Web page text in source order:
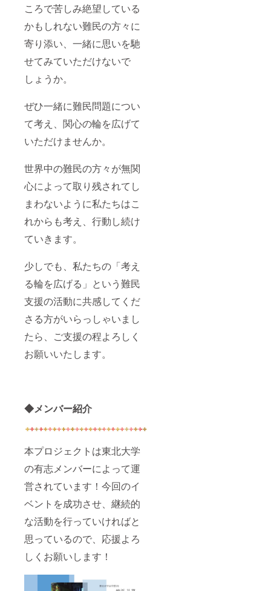
ころで苦しみ絶望している
かもしれない難民の方々に
寄り添い、一緒に思いを馳
せてみていただけないで
しょうか。
ぜひ一緒に難民問題につい
て考え、関心の輪を広げて
いただけませんか。
世界中の難民の方々が無関
心によって取り残されてし
まわないように私たちはこ
れからも考え、行動し続け
ていきます。
少しでも、私たちの「考え
る輪を広げる」という難民
支援の活動に共感してくだ
さる方がいらっしゃいまし
たら、ご支援の程よろしく
お願いいたします。
◆メンバー紹介
本プロジェクトは東北大学
の有志メンバーによって運
営されています！今回のイ
ベントを成功させ、継続的
な活動を行っていければと
思っているので、応援よろ
しくお願いします！